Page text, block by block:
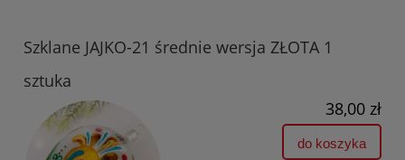
Szklane JAJKO-21 średnie wersja ZŁOTA 1
sztuka
38,00 zł
do koszyka